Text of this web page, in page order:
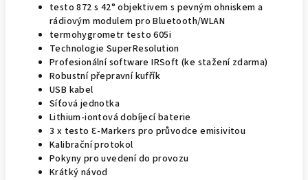
testo 872 s 42° objektivem s pevným ohniskem a
rádiovým modulem pro Bluetooth/WLAN
termohygrometr testo 605i
Technologie SuperResolution
Profesionální software IRSoft (ke stažení zdarma)
Robustní přepravní kufřík
USB kabel
Síťová jednotka
Lithium-iontová dobíjecí baterie
3 x testo Ɛ-Markers pro průvodce emisivitou
Kalibrační protokol
Pokyny pro uvedení do provozu
Krátký návod